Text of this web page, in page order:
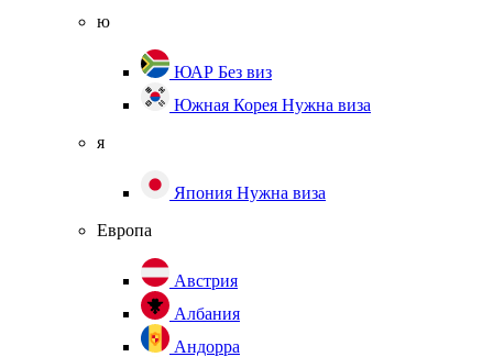
ю
ЮАР Без виз
Южная Корея Нужна виза
я
Япония Нужна виза
Европа
Австрия
Албания
Андорра